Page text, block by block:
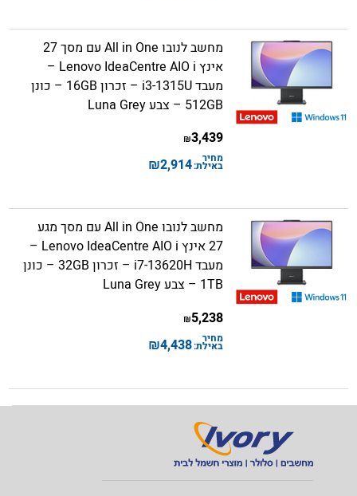
מחשב לנובו All in One עם מסך 27
אינץ Lenovo IdeaCentre AIO i –
מעבד i3-1315U – זכרון 16GB – כונן
512GB – צבע Luna Grey
3,439
₪
מחיר
באילת:2,914
₪
מחשב לנובו All in One עם מסך מגע
27 אינץ Lenovo IdeaCentre AIO i –
מעבד i7-13620H – זכרון 32GB – כונן
1TB – צבע Luna Grey
5,238
₪
מחיר
באילת:4,438
₪